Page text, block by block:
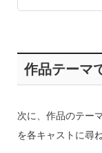
作品テーマ
次に、作品のテー
を各キャストに尋